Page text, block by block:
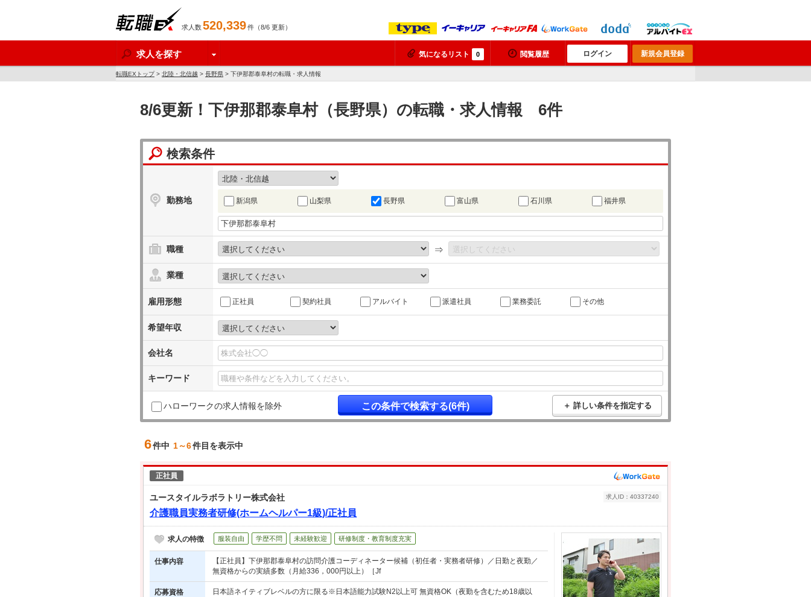
求人数520,339件（8/6 更新）
求人を探す 気になるリスト 0 閲覧履歴 ログイン 新規会員登録
転職EXトップ> 北陸・北信越 > 長野県 > 下伊那郡泰阜村の転職・求人情報
8/6更新！下伊那郡泰阜村（長野県）の転職・求人情報 6件
検索条件
勤務地 新潟県 山梨県 長野県 富山県 石川県 福井県
職種 ⇒
業種
雇用形態 正社員 契約社員 アルバイト 派遣社員 業務委託 その他
希望年収
会社名
キーワード
ハローワークの求人情報を除外 ＋ 詳しい条件を指定する
6件中 1～6件目を表示中
正社員
ユースタイルラボラトリー株式会社
介護職員実務者研修(ホームヘルパー1級)/正社員
求人ID：40337240
求人の特徴 服装自由 学歴不問 未経験歓迎 研修制度・教育制度充実
仕事内容
【正社員】下伊那郡泰阜村の訪問介護コーディネーター候補（初任者・実務者研修）／日勤と夜勤／
無資格からの実績多数（月給336，000円以上）［Jf
応募資格
日本語ネイティブレベルの方に限る※日本語能力試験N2以上可 無資格OK（夜勤を含むため18歳以